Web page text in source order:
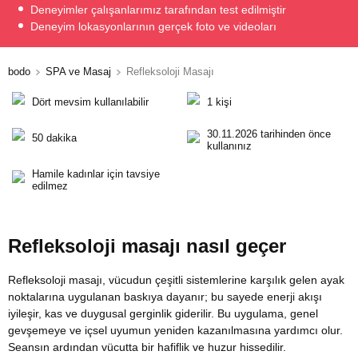
Deneyimler çalışanlarımız tarafından test edilmiştir
Deneyim lokasyonlarının gerçek foto ve videoları
bodo SPA ve Masaj Refleksoloji Masajı
Dört mevsim kullanılabilir 1 kişi
50 dakika
30.11.2026 tarihinden önce
kullanınız
Hamile kadınlar için tavsiye
edilmez
Refleksoloji masajı nasıl geçer
Refleksoloji masajı, vücudun çeşitli sistemlerine karşılık gelen ayak
noktalarına uygulanan baskıya dayanır; bu sayede enerji akışı
iyileşir, kas ve duygusal gerginlik giderilir. Bu uygulama, genel
gevşemeye ve içsel uyumun yeniden kazanılmasına yardımcı olur.
Seansın ardından vücutta bir hafiflik ve huzur hissedilir.